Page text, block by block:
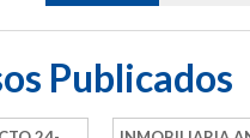
Publicados